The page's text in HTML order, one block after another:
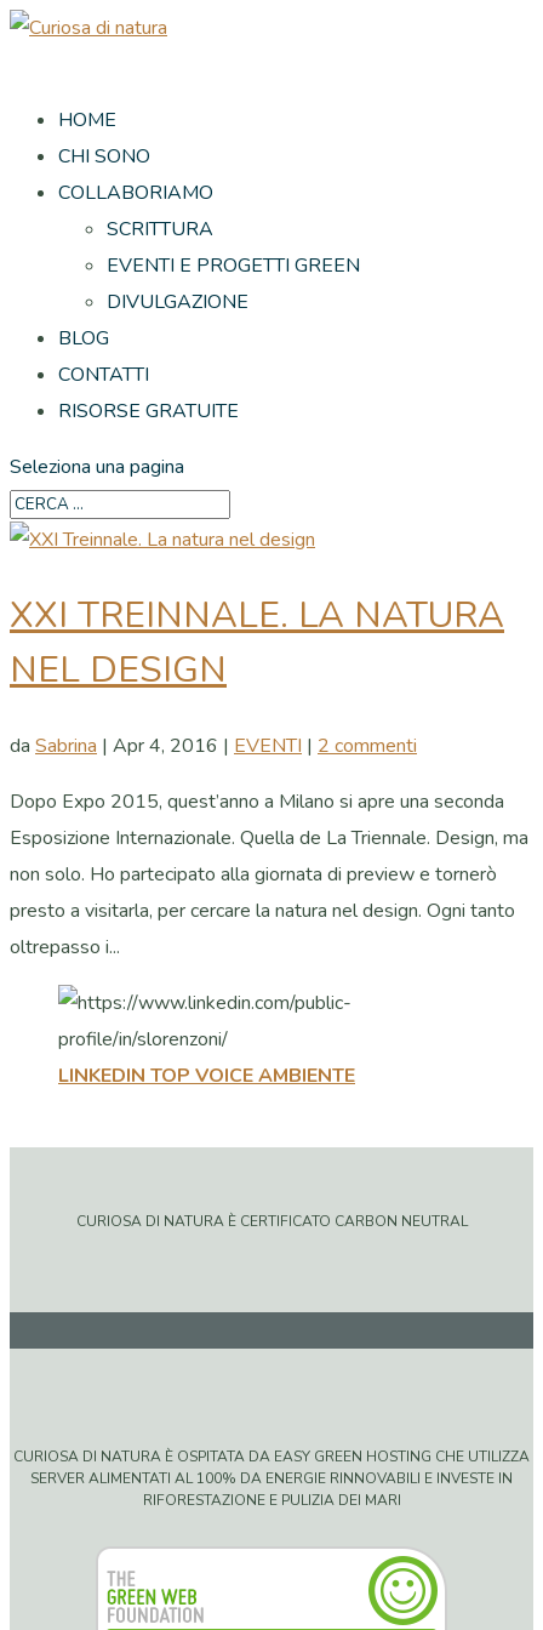
HOME
CHI SONO
COLLABORIAMO
SCRITTURA
EVENTI E PROGETTI GREEN
DIVULGAZIONE
BLOG
CONTATTI
RISORSE GRATUITE
Seleziona una pagina
XXI TREINNALE. LA NATURA
NEL DESIGN
da Sabrina | Apr 4, 2016 | EVENTI | 2 commenti
Dopo Expo 2015, quest’anno a Milano si apre una seconda
Esposizione Internazionale. Quella de La Triennale. Design, ma
non solo. Ho partecipato alla giornata di preview e tornerò
presto a visitarla, per cercare la natura nel design. Ogni tanto
oltrepasso i...
LINKEDIN TOP VOICE AMBIENTE
CURIOSA DI NATURA È CERTIFICATO CARBON NEUTRAL
CURIOSA DI NATURA È OSPITATA DA EASY GREEN HOSTING CHE UTILIZZA
SERVER ALIMENTATI AL 100% DA ENERGIE RINNOVABILI E INVESTE IN
RIFORESTAZIONE E PULIZIA DEI MARI